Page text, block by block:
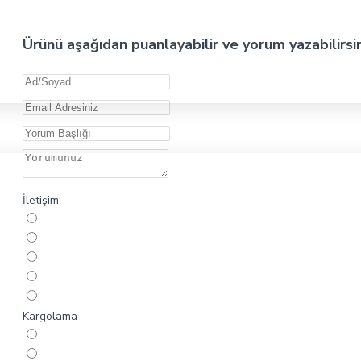
Ürünü aşağıdan puanlayabilir ve yorum
İletişim
Kargolama